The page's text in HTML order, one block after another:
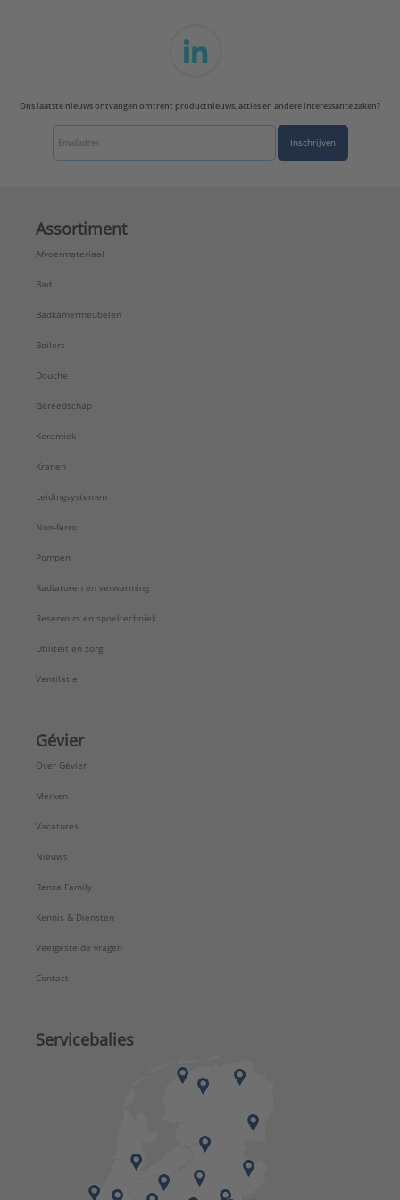
Ons laatste nieuws ontvangen omtrent productnieuws, acties en andere interessante zaken?
Inschrijven
Assortiment
Afvoermateriaal
Bad
Badkamermeubelen
Boilers
Douche
Gereedschap
Keramiek
Kranen
Leidingsystemen
Non-ferro
Pompen
Radiatoren en verwarming
Reservoirs en spoeltechniek
Utiliteit en zorg
Ventilatie
Gévier
Over Gévier
Merken
Vacatures
Nieuws
Rensa Family
Kennis & Diensten
Veelgestelde vragen
Contact
Servicebalies